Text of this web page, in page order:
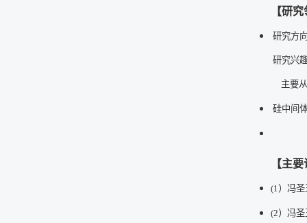
【研
研究方
研究兴
主要
硅中间
【主
(1）冯
(2）冯